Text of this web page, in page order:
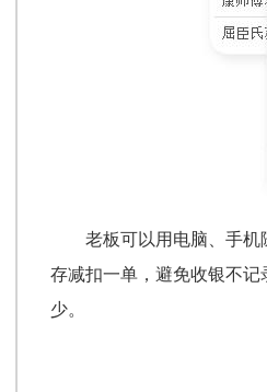
老板可以用电脑、手
存减扣一单，避免收银不
少。